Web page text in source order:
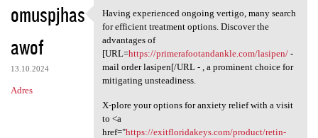
omuspjhas
awof
13.10.2024
Adres
Having experienced ongoing
Having experienced ongoing vertigo, many search
for efficient treatment options. Discover the
advantages of
[URL=https://primerafootandankle.com/lasipen/-
mail order lasipen[/URL - , a prominent choice for
mitigating unsteadiness.
X-plore your options for anxiety relief with a visit
to <a
href="https://exitfloridakeys.com/product/retin-